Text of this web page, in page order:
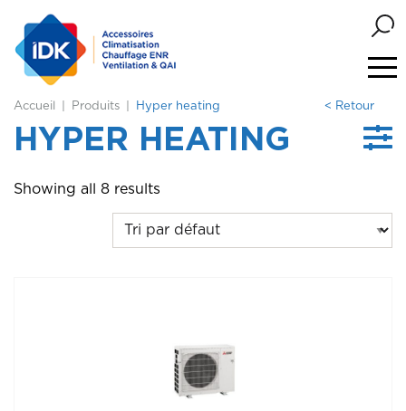
Accueil Produits Hyper heating < Retour
HYPER HEATING
Showing all 8 results